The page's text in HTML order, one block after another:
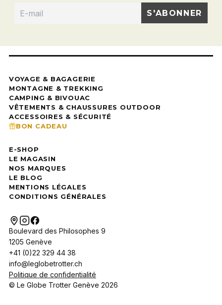
VOYAGE & BAGAGERIE
MONTAGNE & TREKKING
CAMPING & BIVOUAC
VÊTEMENTS & CHAUSSURES OUTDOOR
ACCESSOIRES & SÉCURITÉ
BON CADEAU
E-SHOP
LE MAGASIN
NOS MARQUES
LE BLOG
MENTIONS LÉGALES
CONDITIONS GÉNÉRALES
Boulevard des Philosophes 9
1205 Genève
+41 (0)22 329 44 38
info@leglobetrotter.ch
Politique de confidentialité
© Le Globe Trotter Genève 2026